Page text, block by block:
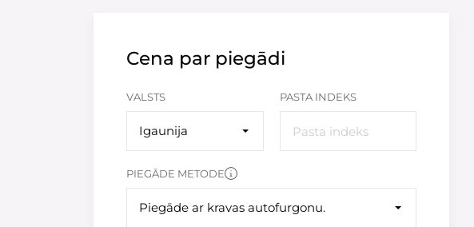
Cena par piegādi
VALSTS
Igaunija
PASTA INDEKS
PIEGĀDE METODE
Piegāde ar kravas autofurgonu.